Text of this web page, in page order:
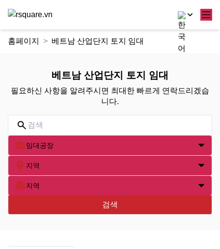
홈페이지 베트남 산업단지 토지 임대
베트남 산업단지 토지 임대
필요하신 사항을 알려주시면 최대한 빠르게 연락드리겠습
니다.
임대공장
지역
지역
검색